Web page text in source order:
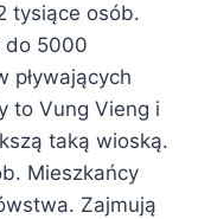
tysiące osób.
do 5000
pływających
to Vung Vieng i
taką wioską.
Mieszkańcy
Zajmują